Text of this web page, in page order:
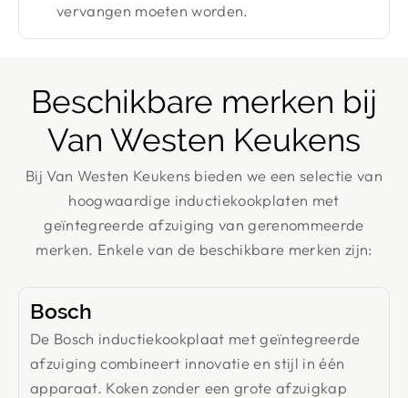
vervangen moeten worden.
Beschikbare merken bij
Van Westen Keukens
Bij Van Westen Keukens bieden we een selectie van
hoogwaardige inductiekookplaten met
geïntegreerde afzuiging van gerenommeerde
merken. Enkele van de beschikbare merken zijn:
Bosch
De Bosch inductiekookplaat met geïntegreerde
afzuiging combineert innovatie en stijl in één
apparaat. Koken zonder een grote afzuigkap